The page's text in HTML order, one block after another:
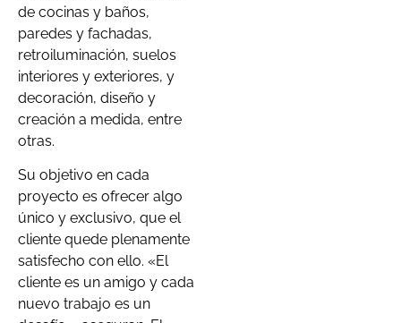
de cocinas y baños,
paredes y fachadas,
retroiluminación, suelos
interiores y exteriores, y
decoración, diseño y
creación a medida, entre
otras.
Su objetivo en cada
proyecto es ofrecer algo
único y exclusivo, que el
cliente quede plenamente
satisfecho con ello. «El
cliente es un amigo y cada
nuevo trabajo es un